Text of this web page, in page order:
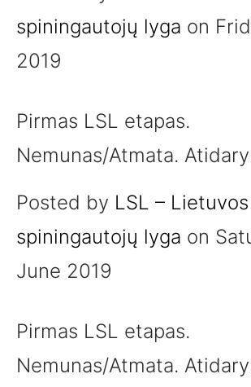
spiningautojų lyga on
2019
Pirmas LSL etapas.
Nemunas/Atmata.
Posted by LSL – Lietuvos
spiningautojų lyga on
June 2019
Pirmas LSL etapas.
Nemunas/Atmata.